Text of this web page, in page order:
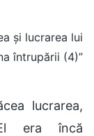
și lucrarea lui
întrupării (4)”
lucrarea,
era încă